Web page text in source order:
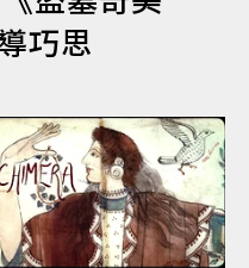
巧思